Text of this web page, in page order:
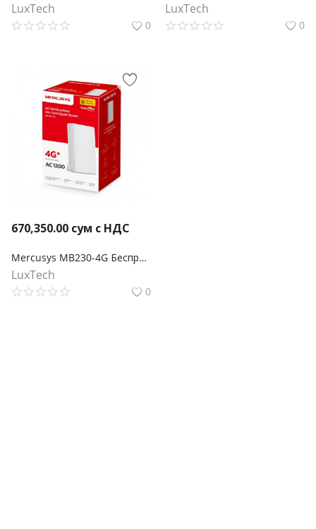
LuxTech
0
LuxTech
0
670,350.00 сум с НДС
Mercusys MB230-4G Беспроводной двухдиапазонный гигабитный маршрутизатор 4G+ Cat6 AC1200
LuxTech
0